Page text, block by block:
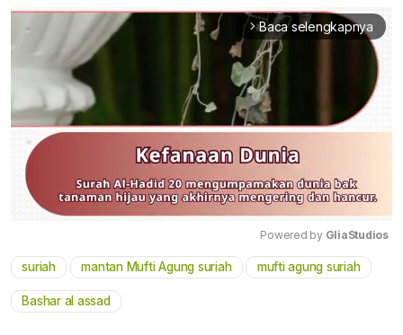
arrow_forward_ios Baca selengkapnya
Mute
Powered by GliaStudios
suriah mantan Mufti Agung suriah mufti agung suriah
Bashar al assad